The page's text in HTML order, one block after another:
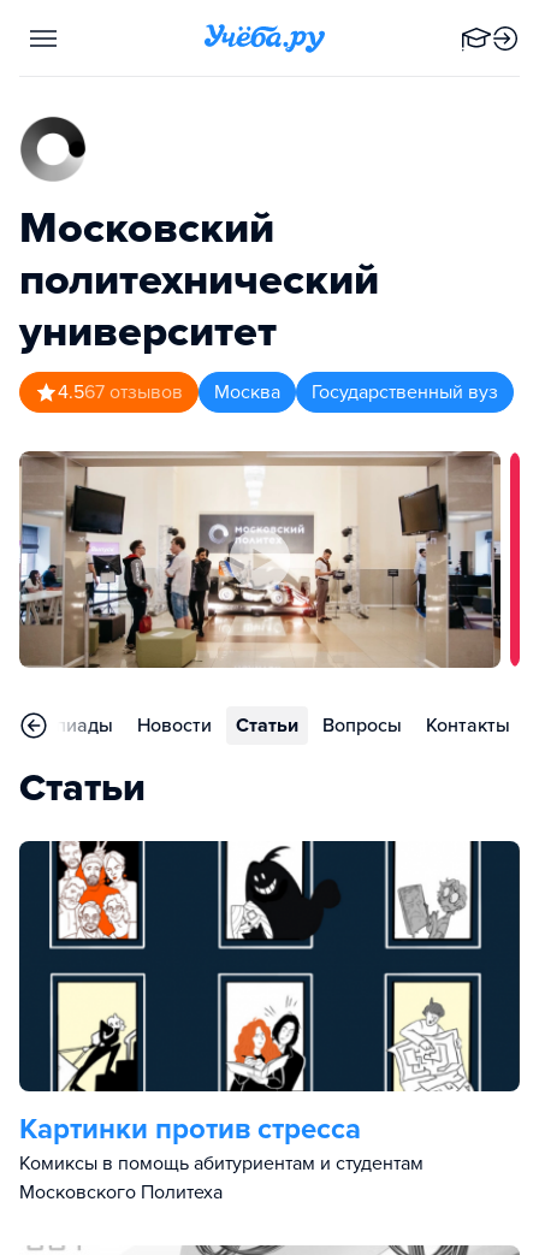
Московский
политехнический
университет
4.567 отзывов Москва Государственный вуз
Олимпиады Новости Статьи Вопросы Контакты
Статьи
Картинки против стресса
Комиксы в помощь абитуриентам и студентам
Московского Политеха